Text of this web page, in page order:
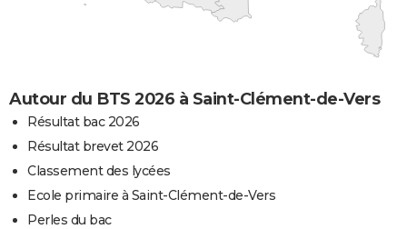
Autour du BTS 2026 à Saint-Clément-de-Vers
Résultat bac 2026
Résultat brevet 2026
Classement des lycées
Ecole primaire à Saint-Clément-de-Vers
Perles du bac